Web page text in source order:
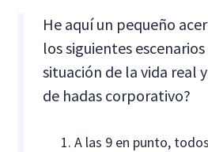
He aquí un pequeño
los siguientes
situación de la vida real
de hadas corporativo?
A las 9 en punto,